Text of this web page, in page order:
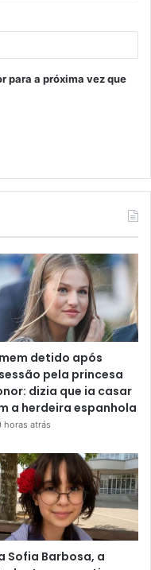
para a próxima vez que
detido após
pela princesa
dizia que ia casar
a herdeira espanhola
horas atrás
Sofia Barbosa, a